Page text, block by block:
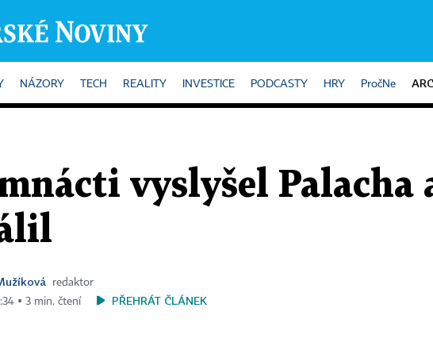
NÁZORY TECH REALITY INVESTICE PODCASTY HRY PročNe
vyslyšel Palacha
redaktor
▪ 3 min. čtení
PŘEHRÁT ČLÁNEK